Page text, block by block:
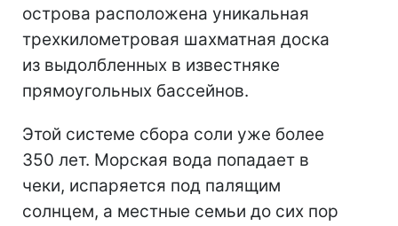
острова расположена уникальная
трехкилометровая шахматная доска
из выдолбленных в известняке
прямоугольных бассейнов.
Этой системе сбора соли уже более
350 лет. Морская вода попадает в
чеки, испаряется под палящим
солнцем, а местные семьи до сих пор